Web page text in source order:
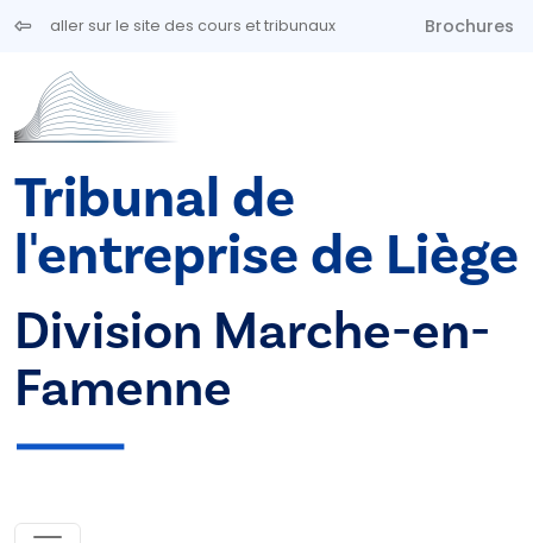
Aller au contenu principal
aller sur le site des cours et tribunaux Brochures
Tribunal de
l'entreprise de Liège
Division Marche-en-
Famenne